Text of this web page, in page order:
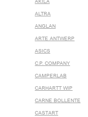
AKILA
ALTRA
ANGLAN
ARTE ANTWERP
ASICS
C.P. COMPANY
CAMPERLAB
CARHARTT WIP
CARNE BOLLENTE
CASTART